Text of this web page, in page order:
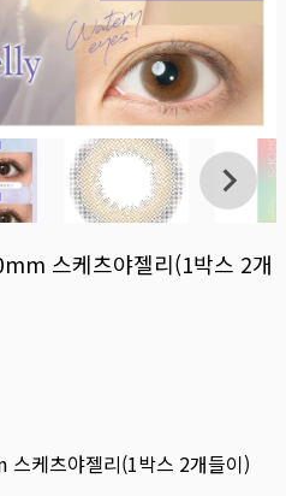
스케츠야젤리(1박스 2개
케츠야젤리(1박스 2개들이)